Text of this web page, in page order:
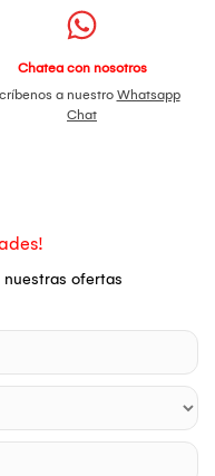
Chatea con nosotros
a nuestro Whatsapp
Chat
ofertas